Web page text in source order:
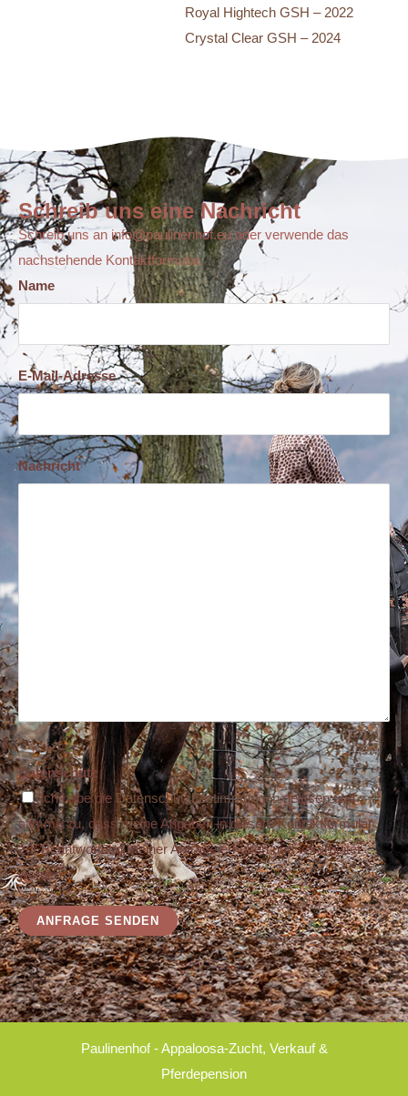
Royal Hightech GSH – 2022
Crystal Clear GSH – 2024
Schreib uns eine Nachricht
Schreib uns an info@paulinenhof.eu oder verwende das
nachstehende Kontaktformular.
Name
E-Mail-Adresse
Nachricht
Bitte
lasse
dieses
Feld
leer.
Datenschutz
Ich habe dieDatenschutzbestimmungengelesen und
stimme zu, dass meine Angaben in diesem Kontaktformular
zur Beantwortung meiner Anfrage erhoben und verarbeitet
werden.
Paulinenhof - Appaloosa-Zucht, Verkauf &
Pferdepension